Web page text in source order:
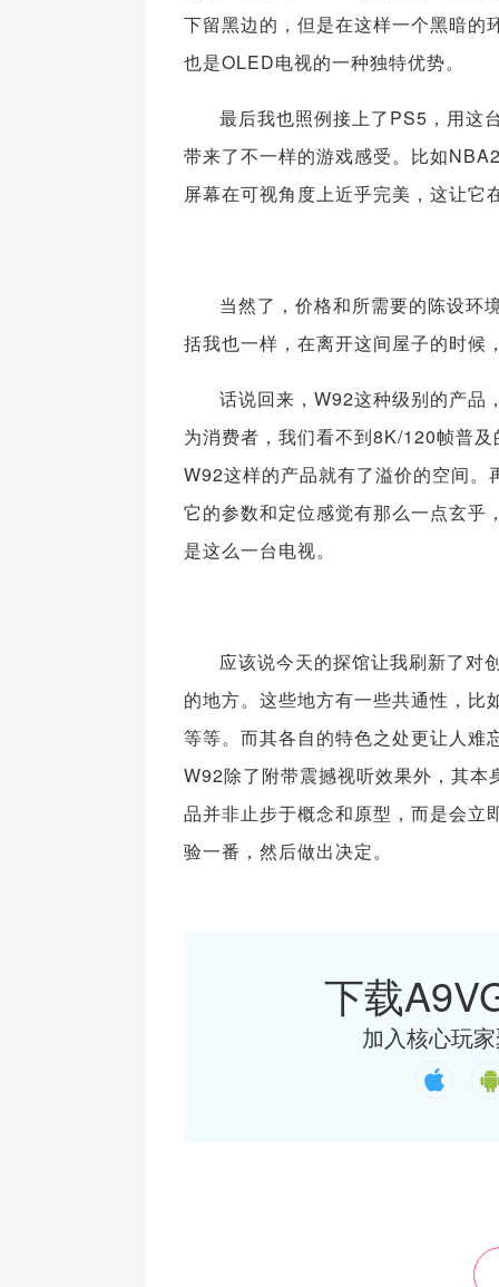
下留黑边的，但是在这样一个黑暗的
也是OLED电视的一种独特优势。
最后我也照例接上了PS5，用这
带来了不一样的游戏感受。比如
屏幕在可视角度上近乎完美，这让
当然了，价格和所需要的陈设环
括我也一样，在离开这间屋子的时候
话说回来，W92这种级别的产品
为消费者，我们看不到8K/120帧普
W92这样的产品就有了溢价的空间
它的参数和定位感觉有那么一点玄乎
是这么一台电视。
应该说今天的探馆让我刷新了对
的地方。这些地方有一些共通性，
等等。而其各自的特色之处更让人难
W92除了附带震撼视听效果外，其
品并非止步于概念和原型，而是会立
验一番，然后做出决定。
下载
加入核心玩